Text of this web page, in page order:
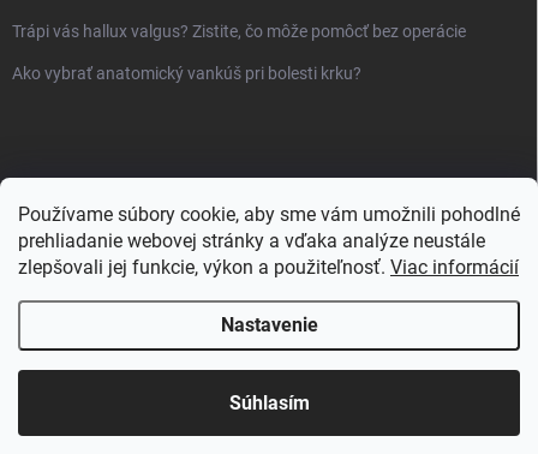
Používame súbory cookie, aby sme vám umožnili pohodlné
prehliadanie webovej stránky a vďaka analýze neustále
zlepšovali jej funkcie, výkon a použiteľnosť. Viac informácií
Nastavenie
Súhlasím
Trápi vás hallux valgus? Zistite, čo môže pomôcť bez operácie
Ako vybrať anatomický vankúš pri bolesti krku?
Sanlux.sk . Všetky práva vyhradené.